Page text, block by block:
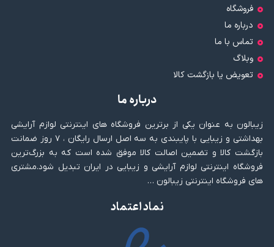
فروشگاه
درباره ما
تماس با ما
وبلاگ
تعویض یا بازگشت کالا
درباره ما
زیبالون به عنوان یکی از برترین فروشگاه های اینترنتی لوازم آرایشی
بهداشتی و زیبایی با پایبندی به سه اصل ارسال رایگان ، ۷ روز ضمانت
بازگشت کالا و تضمین اصالت کالا موفق شده است که به بزرگ‌ترین
فروشگاه اینترنتی لوازم آرایشی و زیبایی در ایران تبدیل شود.مشتری
های فروشگاه اینترنتی زیبالون …
نماد اعتماد